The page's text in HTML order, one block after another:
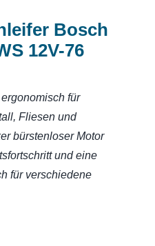
Bosch
12V-76
für
Fliesen und
bürstenloser Motor
und eine
für verschiedene